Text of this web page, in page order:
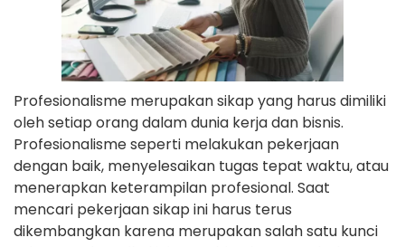
Profesionalisme merupakan sikap yang harus dimiliki
oleh setiap orang dalam dunia kerja dan bisnis.
Profesionalisme seperti melakukan pekerjaan
dengan baik, menyelesaikan tugas tepat waktu, atau
menerapkan keterampilan profesional. Saat
mencari pekerjaan sikap ini harus terus
dikembangkan karena merupakan salah satu kunci